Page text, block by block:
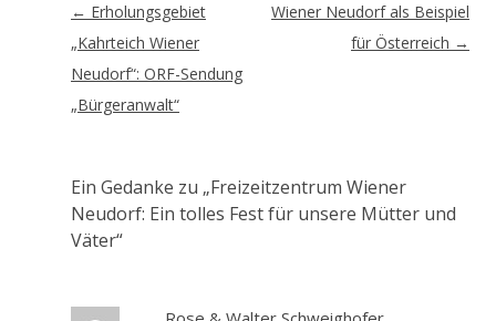
Artikel-
Navigation
← Erholungsgebiet
„Kahrteich Wiener
Neudorf“: ORF-Sendung
„Bürgeranwalt“
Wiener Neudorf als Beispiel
für Österreich →
Ein Gedanke zu „Freizeitzentrum Wiener
Neudorf: Ein tolles Fest für unsere Mütter und
Väter“